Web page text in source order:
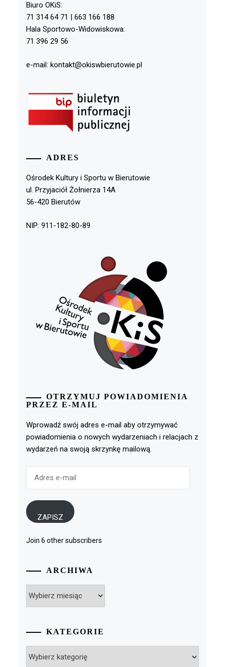
Biuro OKiS:
71 314 64 71 | 663 166 188
Hala Sportowo-Widowiskowa:
71 396 29 56
e-mail: kontakt@okiswbierutowie.pl
ADRES
Ośrodek Kultury i Sportu w Bierutowie
ul. Przyjaciół Żołnierza 14A
56-420 Bierutów
NIP: 911-182-80-89
OTRZYMUJ POWIADOMIENIA
PRZEZ E-MAIL
Wprowadź swój adres e-mail aby otrzymywać
powiadomienia o nowych wydarzeniach i relacjach z
wydarzeń na swoją skrzynkę mailową.
ZAPISZ
Join 6 other subscribers
ARCHIWA
KATEGORIE